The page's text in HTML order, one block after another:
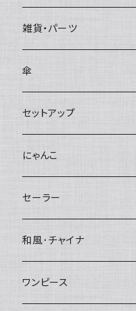
雑貨・パーツ
傘
セットアップ
にゃんこ
セーラー
和風･チャイナ
ワンピース